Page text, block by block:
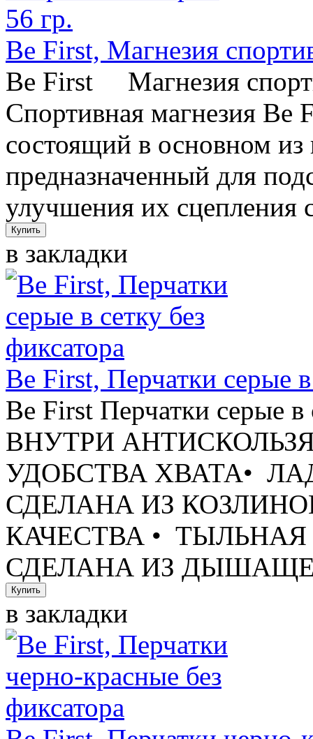
Be First, Магнезия
Be First Магнезия
Спортивная магнезия Be
состоящий в основном из
предназначенный для
улучшения их сцепления
в закладки
Be First, Перчатки серые
Be First Перчатки серые
ВНУТРИ
УДОБСТВА ХВАТА ​•
СДЕЛАНА ИЗ
КАЧЕСТВА •
СДЕЛАНА ИЗ
в закладки